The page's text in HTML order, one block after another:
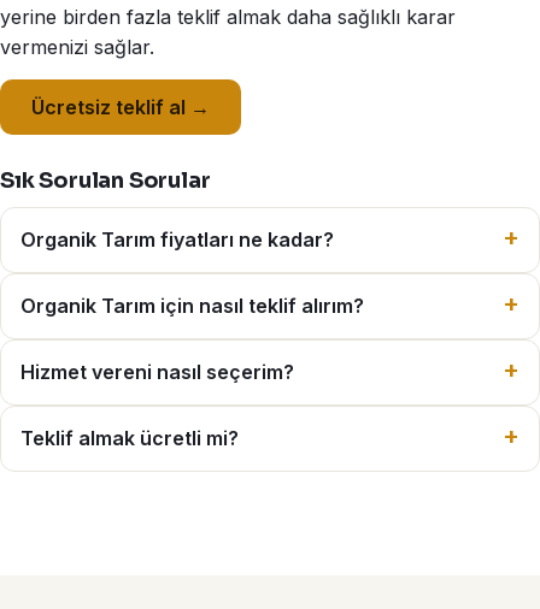
yerine birden fazla teklif almak daha sağlıklı karar
vermenizi sağlar.
Ücretsiz teklif al →
Sık Sorulan Sorular
Organik Tarım fiyatları ne kadar?
Organik Tarım için nasıl teklif alırım?
Hizmet vereni nasıl seçerim?
Teklif almak ücretli mi?